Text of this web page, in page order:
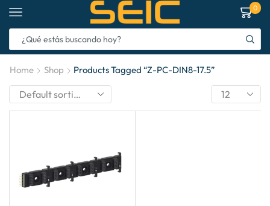
0
Home Shop Products Tagged “Z-PC-DIN8-17.5”